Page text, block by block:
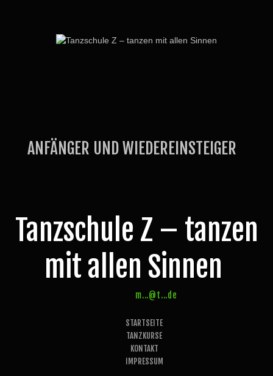
ANFÄNGER UND WIEDEREINSTEIGER
Tanzschule Z – tanzen
mit allen Sinnen
m...@t...de
STARTSEITE
TANZKURSE
KONTAKT
IMPRESSUM